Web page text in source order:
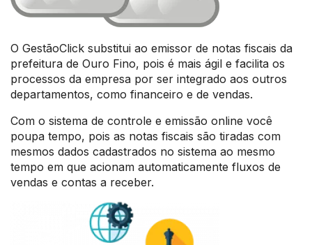
O GestãoClick substitui ao emissor de notas fiscais da
prefeitura de Ouro Fino, pois é mais ágil e facilita os
processos da empresa por ser integrado aos outros
departamentos, como financeiro e de vendas.
Com o sistema de controle e emissão online você
poupa tempo, pois as notas fiscais são tiradas com
mesmos dados cadastrados no sistema ao mesmo
tempo em que acionam automaticamente fluxos de
vendas e contas a receber.